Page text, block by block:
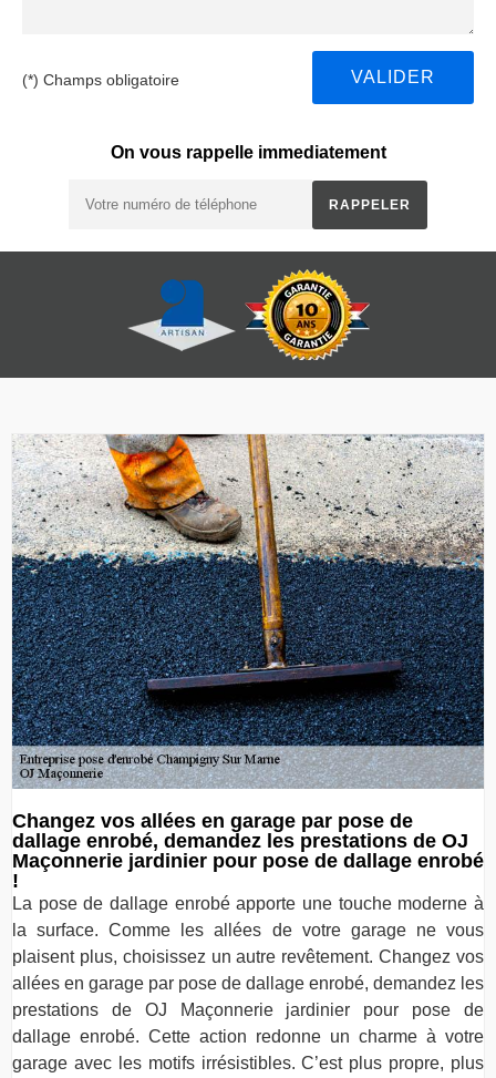
(*) Champs obligatoire
On vous rappelle immediatement
Changez vos allées en garage par pose de
dallage enrobé, demandez les prestations de OJ
Maçonnerie jardinier pour pose de dallage enrobé
!
La pose de dallage enrobé apporte une touche moderne à
la surface. Comme les allées de votre garage ne vous
plaisent plus, choisissez un autre revêtement. Changez vos
allées en garage par pose de dallage enrobé, demandez les
prestations de OJ Maçonnerie jardinier pour pose de
dallage enrobé. Cette action redonne un charme à votre
garage avec les motifs irrésistibles. C’est plus propre, plus